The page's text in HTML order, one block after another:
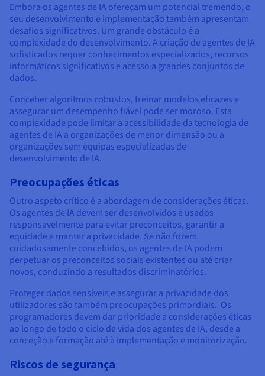
Embora os agentes de IA ofereçam um potencial tremendo, o
seu desenvolvimento e implementação também apresentam
desafios significativos. Um grande obstáculo é a
complexidade do desenvolvimento. A criação de agentes de IA
sofisticados requer conhecimentos especializados, recursos
informáticos significativos e acesso a grandes conjuntos de
dados.
Conceber algoritmos robustos, treinar modelos eficazes e
assegurar um desempenho fiável pode ser moroso. Esta
complexidade pode limitar a acessibilidade da tecnologia de
agentes de IA a organizações de menor dimensão ou a
organizações sem equipas especializadas de
desenvolvimento de IA.
Preocupações éticas
Outro aspeto crítico é a abordagem de considerações éticas.
Os agentes de IA devem ser desenvolvidos e usados
responsavelmente para evitar preconceitos, garantir a
equidade e manter a privacidade. Se não forem
cuidadosamente concebidos, os agentes de IA podem
perpetuar os preconceitos sociais existentes ou até criar
novos, conduzindo a resultados discriminatórios.
Proteger dados sensíveis e assegurar a privacidade dos
utilizadores são também preocupações primordiais. Os
programadores devem dar prioridade a considerações éticas
ao longo de todo o ciclo de vida dos agentes de IA, desde a
conceção e formação até à implementação e monitorização.
Riscos de segurança